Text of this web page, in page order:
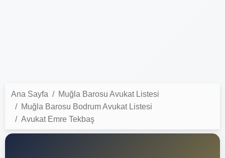
Ana Sayfa
Muğla Barosu Avukat Listesi
Muğla Barosu Bodrum Avukat Listesi
Avukat Emre Tekbaş